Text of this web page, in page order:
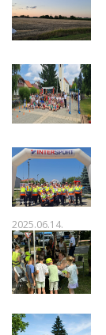
2025.06.14.